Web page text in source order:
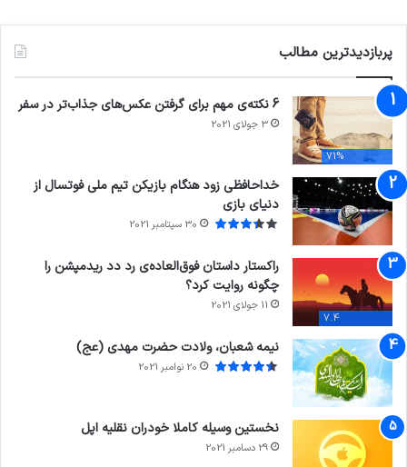
پربازدیدترین مطالب
71%
6 نکته‌ی مهم برای گرفتن عکس‌های جذاب‌تر در سفر
3 جولای 2021
خداحافظی زود هنگام بازیکن تیم ملی فوتسال از
دنیای بازی
30 سپتامبر 2021
7.4
راکستار داستان فوق‌العاده‌ی رد دد ریدمپشن را
چگونه روایت کرد؟
11 جولای 2021
نیمه شعبان، ولادت حضرت مهدی (عج)
20 نوامبر 2021
نخستین وسیله کاملا خودران نقلیه اپل
29 دسامبر 2021